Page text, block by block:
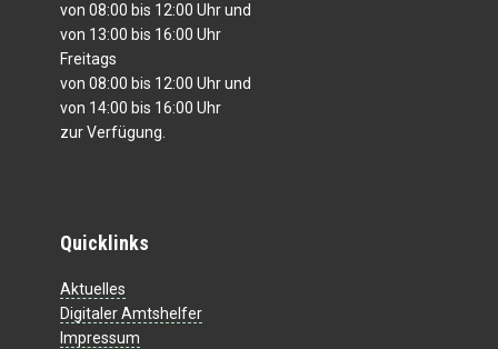
von 08:00 bis 12:00 Uhr und
von 13:00 bis 16:00 Uhr
Freitags
von 08:00 bis 12:00 Uhr und
von 14:00 bis 16:00 Uhr
zur Verfügung.
Quicklinks
Aktuelles
Digitaler Amtshelfer
Impressum